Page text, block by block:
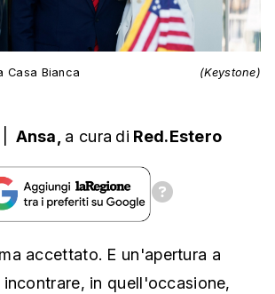
Casa Bianca (Keystone)
Ansa, a cura di Red.Estero
accettato. E un'apertura a
in quell'occasione,